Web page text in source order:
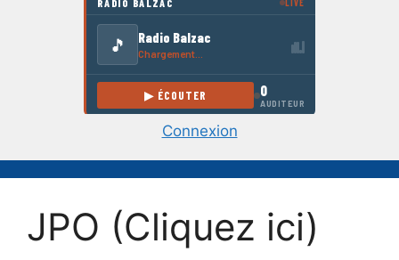
Connexion
JPO (Cliquez ici)